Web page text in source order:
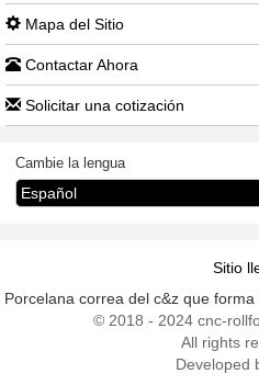
Mapa del Sitio
Contactar Ahora
Solicitar una cotización
Cambie la lengua
Sitio
Porcelana correa del c&z que
© 2018 - 2024 cnc-
All rights
Developed